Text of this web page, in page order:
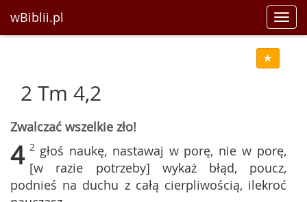
wBiblii.pl
2 Tm 4,2
Zwalczać wszelkie zło!
4 2 głoś naukę, nastawaj w porę, nie w porę,
[w razie potrzeby] wykaż błąd, poucz,
podnieś na duchu z całą cierpliwością, ilekroć